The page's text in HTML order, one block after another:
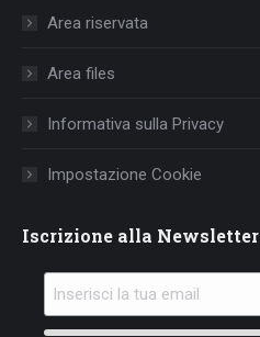
windowwindow
Area riservata
Area files
Informativa sulla Privacy
Impostazione Cookie
Iscrizione alla Newsletter